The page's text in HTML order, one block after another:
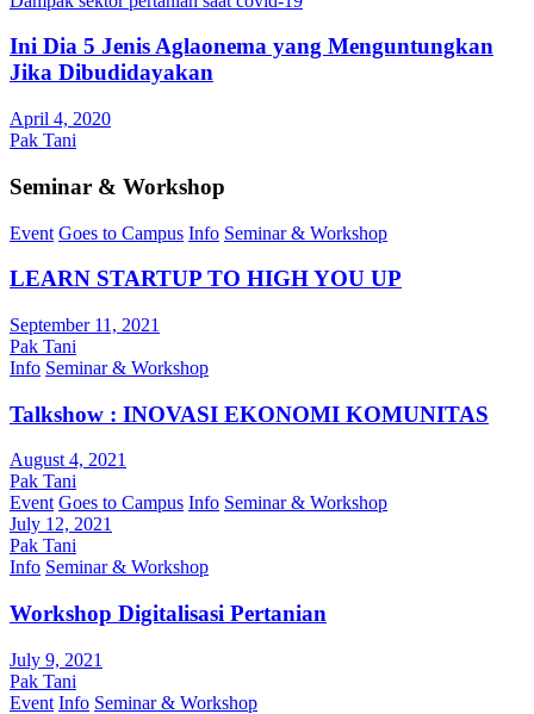
Ini Dia 5 Jenis Aglaonema yang Menguntungkan
Jika Dibudidayakan
April 4, 2020
Pak Tani
Seminar & Workshop
Event Goes to Campus Info Seminar & Workshop
LEARN STARTUP TO HIGH YOU UP
September 11, 2021
Pak Tani
Info Seminar & Workshop
Talkshow : INOVASI EKONOMI KOMUNITAS
August 4, 2021
Pak Tani
Event Goes to Campus Info Seminar & Workshop
July 12, 2021
Pak Tani
Info Seminar & Workshop
Workshop Digitalisasi Pertanian
July 9, 2021
Pak Tani
Event Info Seminar & Workshop